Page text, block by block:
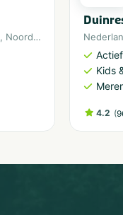
, Noordwijk
Kids
4.2 (